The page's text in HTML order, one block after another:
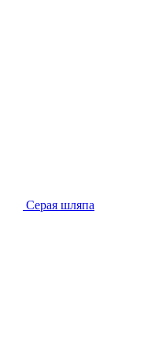
Серая шляпа